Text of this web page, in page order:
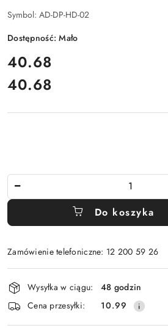
Symbol: AD-DP-HD-02
Dostępność:Mało
cena:
40.68
Cena:
40.68
Do koszyka
Zamówienie telefoniczne: 12 200 59 26
Wyślij
Dostępność
i
dostawa
Wysyłka w ciągu:
48 godzin
Cena przesyłki:
10.99